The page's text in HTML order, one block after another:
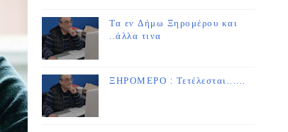
Τα εν Δήμω Ξηρομέρου και
..άλλα τινα
ΞΗΡΟΜΕΡΟ : Τετέλεσται......